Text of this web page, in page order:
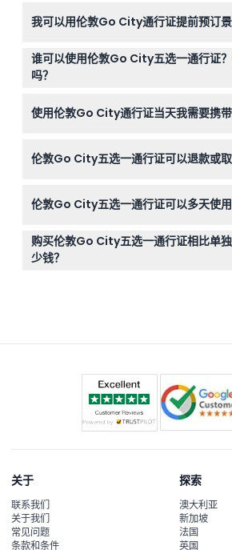
证入场。通行证在您第一次使用时激活
我可以用伦敦Go City通行证提前预订景
部分景点需要提前预订或特定时间段预
在线预订时进行管理。
谁可以使用伦敦Go City五选一通行证
吗？
适合大多数家庭和单独旅行者使用。
使用伦敦Go City通行证当天我需要携带
要出示儿童或成人有效身份证明。
伦敦Go City五选一通行证可以退款或取
伦敦Go City五选一通行证可以多天使用
可以，通行证自首次使用日起有效期为
天游览，悠闲地探索伦敦。
购买伦敦Go City五选一通行证相比单
少钱？
关于
联系我们
关于我们
常见问题
条款和条件
探索
澳大利亚
新加坡
法国
英国